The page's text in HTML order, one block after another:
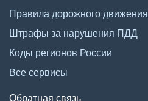
Правила дорожного движения
Штрафы за нарушения ПДД
Коды регионов России
Все сервисы
Обратная связь